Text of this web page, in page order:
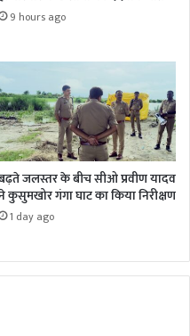
9 hours ago
जलस्तर के बीच सीओ प्रवीण यादव
कुसुमखोर गंगा घाट का किया निरीक्षण
1 day ago